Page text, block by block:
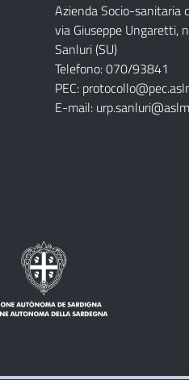
Azienda Socio-sanitaria
via Giuseppe Ungaretti,
Sanluri (SU)
Telefono: 070/93841
PEC:
E-mail: